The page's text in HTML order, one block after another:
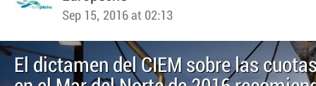
Sep 15, 2016 at 02:13
El dictamen del CIEM sobre las